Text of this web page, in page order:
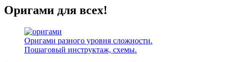
Оригами для всех!
Оригами разного уровня сложности.
Пошаговый инструктаж, схемы.